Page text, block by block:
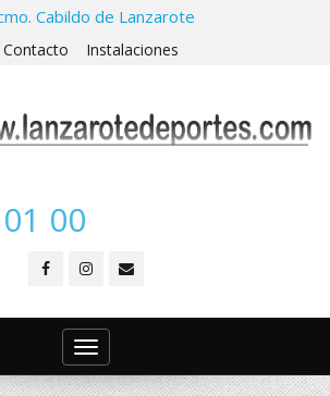
Cabildo de Lanzarote
Contacto Instalaciones
00
Toggle
navigation